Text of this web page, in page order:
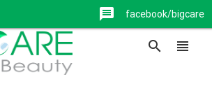
message facebook/bigcare
search view_headline